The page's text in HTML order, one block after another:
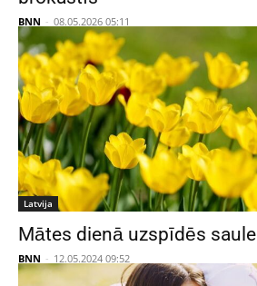
BNN - 08.05.2026 05:11
Latvija
Mātes dienā uzspīdēs saule
BNN - 12.05.2024 09:52